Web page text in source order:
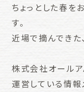
ちょっとした春を
す。
近場で摘んできた
株式会社オール
運営している情報